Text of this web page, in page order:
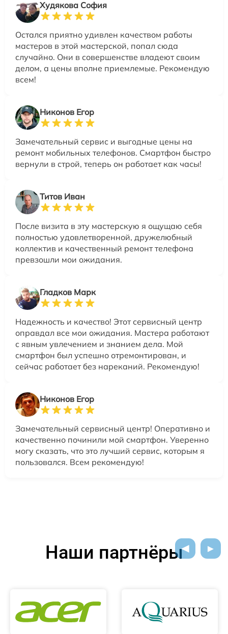
Худякова София
Остался приятно удивлен качеством работы
мастеров в этой мастерской, попал сюда
случайно. Они в совершенстве владеют своим
делом, а цены вполне приемлемые. Рекомендую
всем!
Никонов Егор
Замечательный сервис и выгодные цены на
ремонт мобильных телефонов. Смартфон быстро
вернули в строй, теперь он работает как часы!
Титов Иван
После визита в эту мастерскую я ощущаю себя
полностью удовлетворенной, дружелюбный
коллектив и качественный ремонт телефона
превзошли мои ожидания.
Гладков Марк
Надежность и качество! Этот сервисный центр
оправдал все мои ожидания. Мастера работают
с явным увлечением и знанием дела. Мой
смартфон был успешно отремонтирован, и
сейчас работает без нареканий. Рекомендую!
Никонов Егор
Замечательный сервисный центр! Оперативно и
качественно починили мой смартфон. Уверенно
могу сказать, что это лучший сервис, которым я
пользовался. Всем рекомендую!
Наши партнёры